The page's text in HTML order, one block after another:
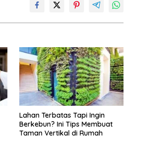
Lahan Terbatas Tapi Ingin
Berkebun? Ini Tips Membuat
Taman Vertikal di Rumah